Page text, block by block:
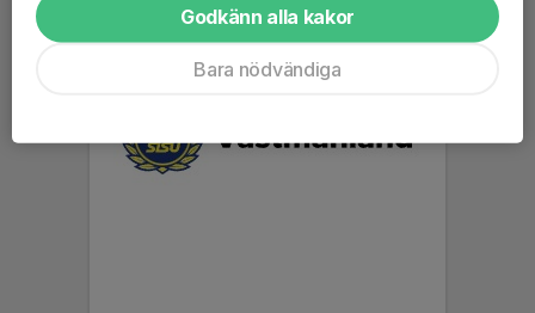
Godkänn alla kakor
Bara nödvändiga